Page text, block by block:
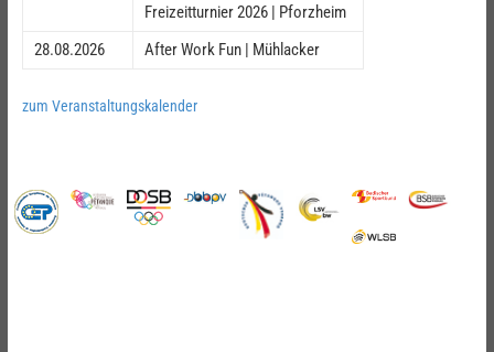
Freizeitturnier 2026 | Pforzheim
28.08.2026
After Work Fun | Mühlacker
zum Veranstaltungskalender